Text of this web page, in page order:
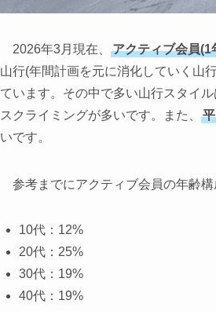
2026年3月現在、 アクティブ会員(1
山行(年間計画を元に消化していく山
ています。その中で多い山行スタイ
スクライミングが多いです。また、
いです。
参考までにアクティブ会員の年齢構
10代：12%
20代：25%
30代：19%
40代：19%